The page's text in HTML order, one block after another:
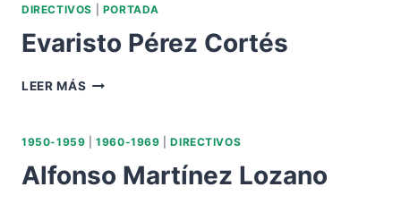
DIRECTIVOS PORTADA
Evaristo Pérez Cortés
LEER MÁS EVARISTO
1950-1959 |1960-1969 |DIRECTIVOS
Alfonso Martínez Lozano